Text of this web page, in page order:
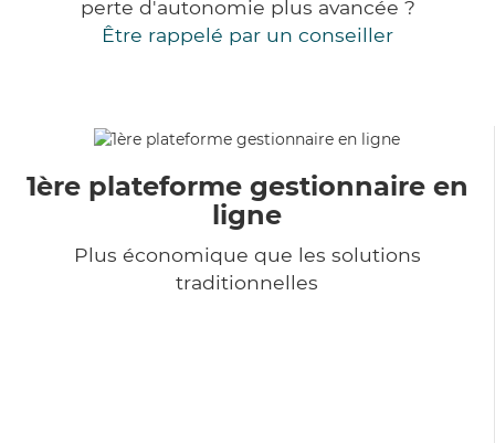
perte d'autonomie plus avancée ?
Être rappelé par un conseiller
1ère plateforme gestionnaire en
ligne
Plus économique que les solutions
traditionnelles